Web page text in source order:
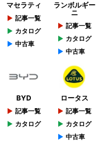
マセラティ
記事一覧
カタログ
中古車
ランボルギー
ニ
記事一覧
カタログ
中古車
BYD
記事一覧
カタログ
ロータス
記事一覧
カタログ
中古車